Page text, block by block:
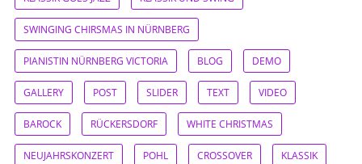
SWINGING CHIRSMAS IN NÜRNBERG
PIANISTIN NÜRNBERG VICTORIA BLOG DEMO
GALLERY POST SLIDER TEXT VIDEO
BAROCK RÜCKERSDORF WHITE CHRISTMAS
NEUJAHRSKONZERT POHL CROSSOVER KLASSIK